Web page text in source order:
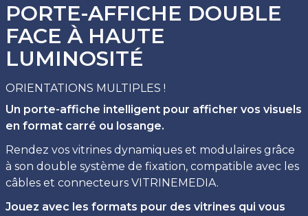
PORTE-AFFICHE DOUBLE
FACE À HAUTE
LUMINOSITÉ
ORIENTATIONS MULTIPLES !
Un porte-affiche intelligent pour afficher vos visuels
en format carré ou losange.
Rendez vos vitrines dynamiques et modulaires grâce
à son double système de fixation, compatible avec les
câbles et connecteurs VITRINEMEDIA.
Jouez avec les formats pour des vitrines qui vous